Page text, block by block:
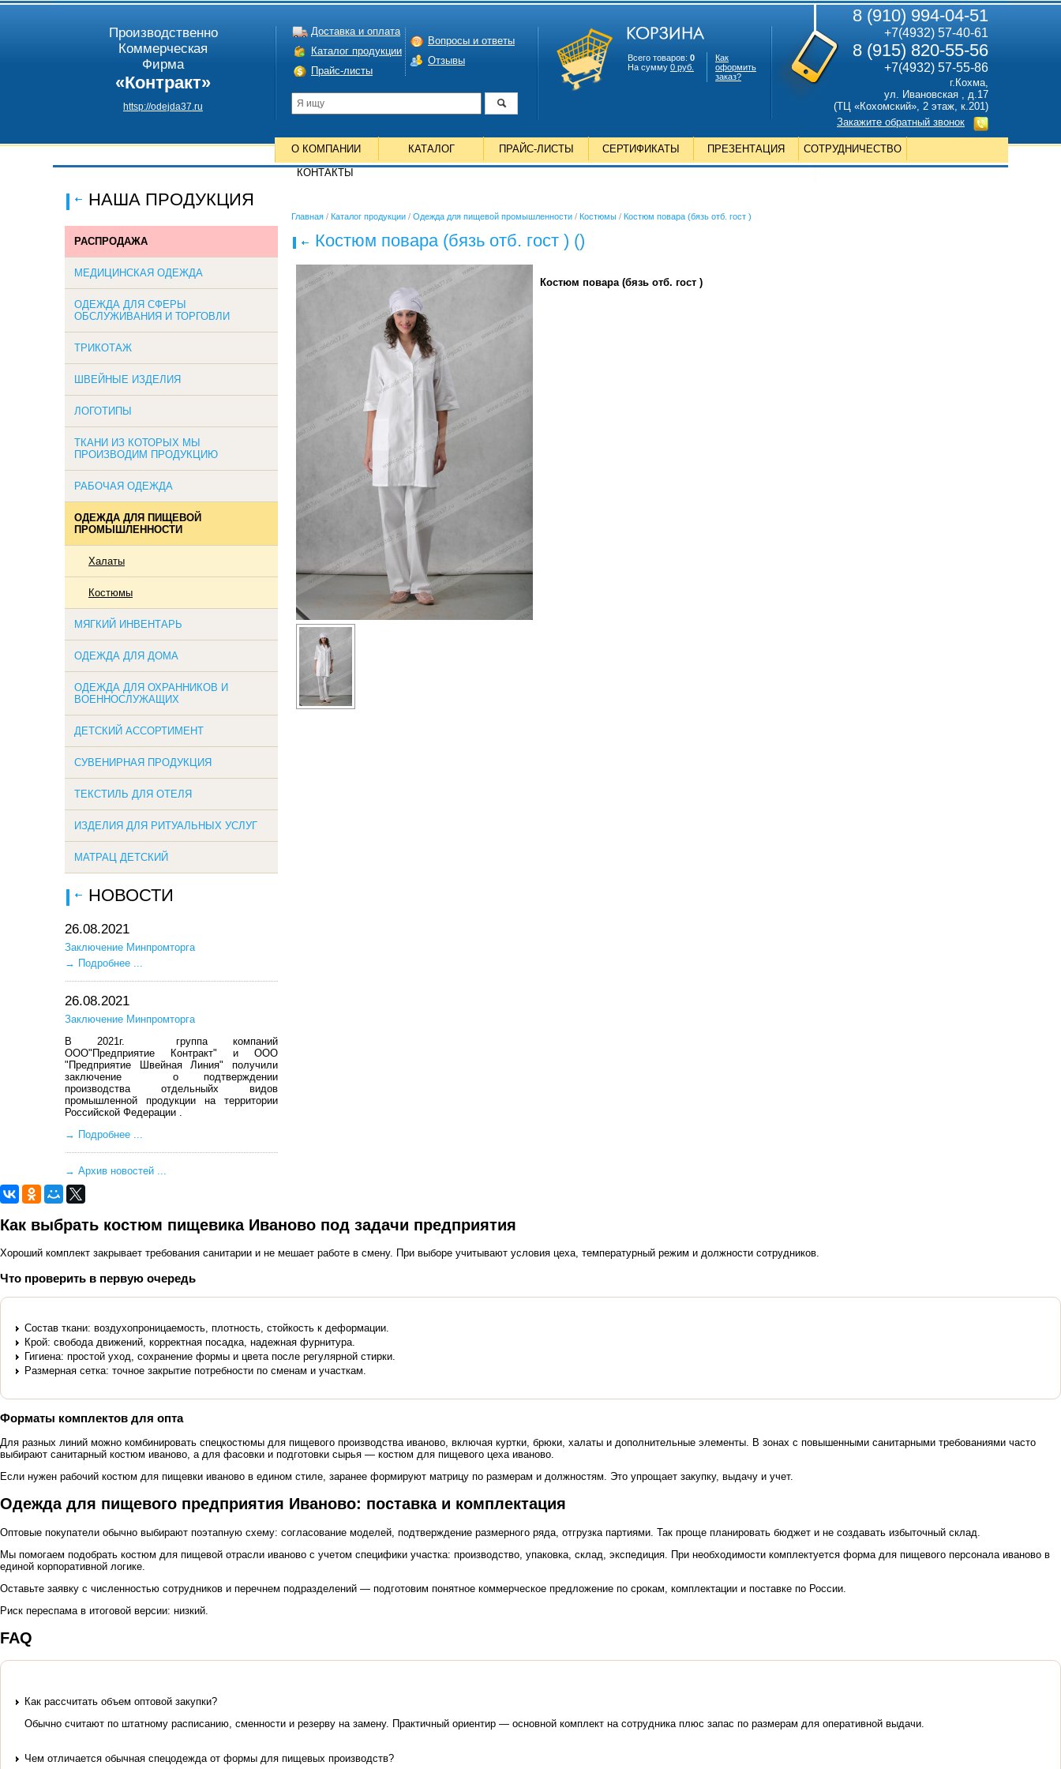
Производственно
Коммерческая
Фирма
«Контракт»
httsp://odejda37.ru
Доставка и оплата
Каталог продукции
Прайс-листы
Вопросы и ответы
Отзывы
Всего товаров: 0
На сумму 0 руб.
Как
оформить
заказ?
8 (910) 994-04-51
+7(4932) 57-40-61
8 (915) 820-55-56
+7(4932) 57-55-86
г.Кохма,
ул. Ивановская , д.17
(ТЦ «Кохомский», 2 этаж, к.201)
Закажите обратный звонок
О КОМПАНИИ КАТАЛОГ ПРАЙС-ЛИСТЫ СЕРТИФИКАТЫ ПРЕЗЕНТАЦИЯ
СОТРУДНИЧЕСТВО
КОНТАКТЫ
НАША ПРОДУКЦИЯ
РАСПРОДАЖА
МЕДИЦИНСКАЯ ОДЕЖДА
ОДЕЖДА ДЛЯ СФЕРЫ
ОБСЛУЖИВАНИЯ И ТОРГОВЛИ
ТРИКОТАЖ
ШВЕЙНЫЕ ИЗДЕЛИЯ
ЛОГОТИПЫ
ТКАНИ ИЗ КОТОРЫХ МЫ
ПРОИЗВОДИМ ПРОДУКЦИЮ
РАБОЧАЯ ОДЕЖДА
ОДЕЖДА ДЛЯ ПИЩЕВОЙ
ПРОМЫШЛЕННОСТИ
Халаты
Костюмы
МЯГКИЙ ИНВЕНТАРЬ
ОДЕЖДА ДЛЯ ДОМА
ОДЕЖДА ДЛЯ ОХРАННИКОВ И
ВОЕННОСЛУЖАЩИХ
ДЕТСКИЙ АССОРТИМЕНТ
СУВЕНИРНАЯ ПРОДУКЦИЯ
ТЕКСТИЛЬ ДЛЯ ОТЕЛЯ
ИЗДЕЛИЯ ДЛЯ РИТУАЛЬНЫХ УСЛУГ
МАТРАЦ ДЕТСКИЙ
НОВОСТИ
26.08.2021
Заключение Минпромторга
→ Подробнее ...
26.08.2021
Заключение Минпромторга
В 2021г. группа компаний
ООО"Предприятие Контракт" и ООО
"Предприятие Швейная Линия" получили
заключение о подтверждении
производства отдельныйх видов
промышленной продукции на территории
Российской Федерации .
→ Подробнее ...
→ Архив новостей ...
Главная / Каталог продукции / Одежда для пищевой промышленности / Костюмы / Костюм повара (бязь отб. гост )
Костюм повара (бязь отб. гост ) ()
Костюм повара (бязь отб. гост )
Как выбрать костюм пищевика Иваново под задачи предприятия
Хороший комплект закрывает требования санитарии и не мешает работе в смену. При выборе учитывают условия цеха, температурный режим и должности сотрудников.
Что проверить в первую очередь
Состав ткани: воздухопроницаемость, плотность, стойкость к деформации.
Крой: свобода движений, корректная посадка, надежная фурнитура.
Гигиена: простой уход, сохранение формы и цвета после регулярной стирки.
Размерная сетка: точное закрытие потребности по сменам и участкам.
Форматы комплектов для опта
Для разных линий можно комбинировать спецкостюмы для пищевого производства иваново, включая куртки, брюки, халаты и дополнительные элементы. В зонах с повышенными санитарными требованиями часто
выбирают санитарный костюм иваново, а для фасовки и подготовки сырья — костюм для пищевого цеха иваново.
Если нужен рабочий костюм для пищевки иваново в едином стиле, заранее формируют матрицу по размерам и должностям. Это упрощает закупку, выдачу и учет.
Одежда для пищевого предприятия Иваново: поставка и комплектация
Оптовые покупатели обычно выбирают поэтапную схему: согласование моделей, подтверждение размерного ряда, отгрузка партиями. Так проще планировать бюджет и не создавать избыточный склад.
Мы помогаем подобрать костюм для пищевой отрасли иваново с учетом специфики участка: производство, упаковка, склад, экспедиция. При необходимости комплектуется форма для пищевого персонала иваново в
единой корпоративной логике.
Оставьте заявку с численностью сотрудников и перечнем подразделений — подготовим понятное коммерческое предложение по срокам, комплектации и поставке по России.
Риск переспама в итоговой версии: низкий.
FAQ
Как рассчитать объем оптовой закупки?
Обычно считают по штатному расписанию, сменности и резерву на замену. Практичный ориентир — основной комплект на сотрудника плюс запас по размерам для оперативной выдачи.
Чем отличается обычная спецодежда от формы для пищевых производств?